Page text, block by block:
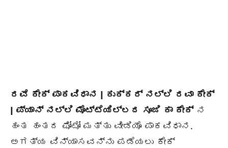
ರವೆ ಕೇಕ್ ಪಾಕವಿಧಾನ | ಕುಕ್ಕರ್ ನಲ್ಲಿ ರವಾ ಕೇಕ್
| ಪ್ಯಾನ್ ನಲ್ಲಿ ಮೊಟ್ಟೆಯಿಲ್ಲದ ಸೂಜಿ ಕಾ ಕೇಕ್ನ
ಹಂತ ಹಂತದ ಫೋಟೋ ಮತ್ತು ವೀಡಿಯೊ ಪಾಕವಿಧಾನ.
ಅಗತ್ಯ ವಿನ್ಯಾಸವನ್ನು ಪಡೆಯಲು ಕೇಕ್